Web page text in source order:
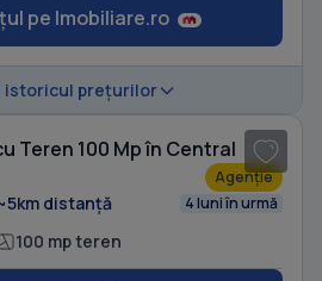
pe Imobiliare.ro
istoricul prețurilor
Teren 100 Mp în Central
Agenție
distanță 4 luni în urmă
100 mp teren